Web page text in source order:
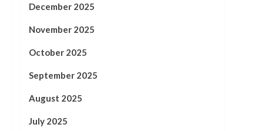
December 2025
November 2025
October 2025
September 2025
August 2025
July 2025